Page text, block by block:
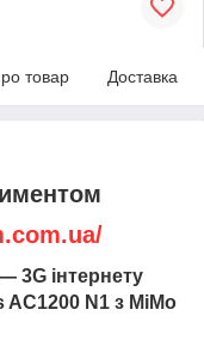
товар Доставка
3G інтернету
N1 з MiMo